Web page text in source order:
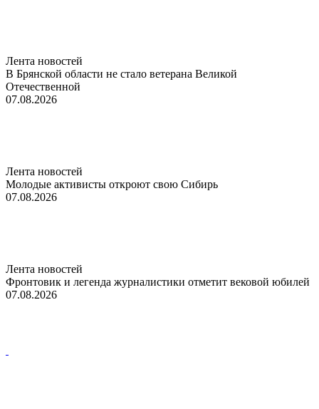
Лента новостей
В Брянской области не стало ветерана Великой
Отечественной
07.08.2026
Лента новостей
Молодые активисты откроют свою Сибирь
07.08.2026
Лента новостей
Фронтовик и легенда журналистики отметит вековой юбилей
07.08.2026